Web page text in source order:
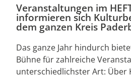
Veranstaltungen im
informieren sich
dem ganzen Kreis
Das ganze Jahr hindurch
Bühne für zahlreiche
unterschiedlichster Art: Über